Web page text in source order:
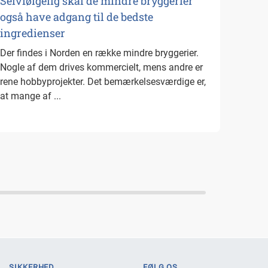
også have adgang til de bedste
ingredienser
Der findes i Norden en række mindre bryggerier.
Nogle af dem drives kommercielt, mens andre er
rene hobbyprojekter. Det bemærkelsesværdige er,
at mange af ...